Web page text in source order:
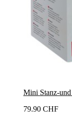
Mini Stanz-und
79.90 CHF